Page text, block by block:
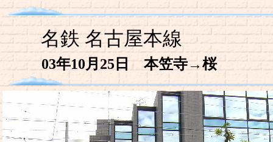
03年10月25日 本笠寺→桜
名鉄 名古屋本線